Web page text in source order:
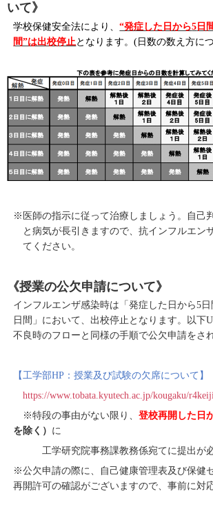
いて》
学校保健安全法により、“発症した日から5 日
間”は出校停止 となります。(日数の数え方に
※医師の指示に従って治療しましょう。自己
と病気が長引きますので、抗インフルエン
てください。
《授業の公欠申請について》
インフルエンザ感染時は「発症した日から5
日間」において、出校停止となります。以下
不良時のフローと同様の手順で公欠申請をさ
【工学部HP ：授業及び試験の欠席について】
https://www.tobata.kyutech.ac.jp/kougaku/
※特段の事由がない限り、登校再開した日
を除く） に
工学研究院事務課教務係宛てに提出が必
※公欠申請の際に、自己健康管理表及び保健
再開許可の確認がございますので、事前に対